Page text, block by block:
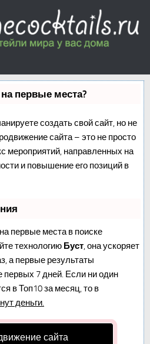
первые места?
создать свой сайт, но не
сайта – это не просто
мероприятий, направленных на
и повышение его позиций в
первые места в поиске
технологию Буст, она ускоряет
а первые результаты
первых 7 дней. Если ни один
в Топ10 за месяц, то в
деньги.
сайта